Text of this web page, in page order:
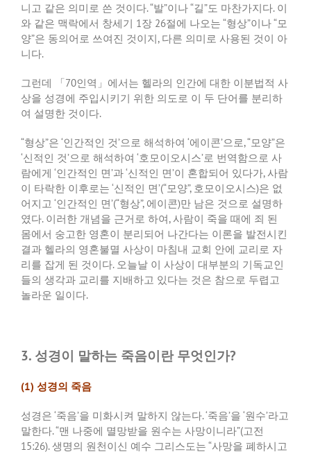
니고 같은 의미로 쓴 것이다. “발”이나“길”도 마찬가지다. 이
와 같은 맥락에서 창세기 1장 26절에 나오는 “형상”이나“모
양”은 동의어로 쓰여진 것이지, 다른 의미로 사용된 것이 아
니다.
그런데 「70인역」에서는 헬라의 인간에 대한 이분법적 사
상을 성경에 주입시키기 위한 의도로 이 두 단어를 분리하
여 설명한 것이다.
“형상”은 ‘인간적인 것’으로 해석하여 ‘에이콘’으로, “모양”은
‘신적인 것’으로 해석하여 ‘호모이오시스’로 번역함으로 사
람에게 ‘인간적인 면’과‘신적인 면’이 혼합되어 있다가,사람
이 타락한 이후로는 ‘신적인 면’(“모양”, 호모이오시스)은 없
어지고 ‘인간적인 면’(“형상”, 에이콘)만 남은 것으로 설명하
였다. 이러한 개념을 근거로 하여,사람이 죽을 때에 죄 된
몸에서 숭고한 영혼이 분리되어 나간다는 이론을 발전시킨
결과 헬라의 영혼불멸 사상이 마침내 교회 안에 교리로 자
리를 잡게 된 것이다. 오늘날 이 사상이 대부분의 기독교인
들의 생각과 교리를 지배하고 있다는 것은 참으로 두렵고
놀라운 일이다.
3. 성경이 말하는 죽음이란 무엇인가?
(1) 성경의 죽음
성경은 ‘죽음’을 미화시켜 말하지 않는다. ‘죽음’을 ‘원수’라고
말한다. “맨 나중에 멸망받을 원수는 사망이니라”(고전
15:26).생명의 원천이신 예수 그리스도는 “사망을 폐하시고